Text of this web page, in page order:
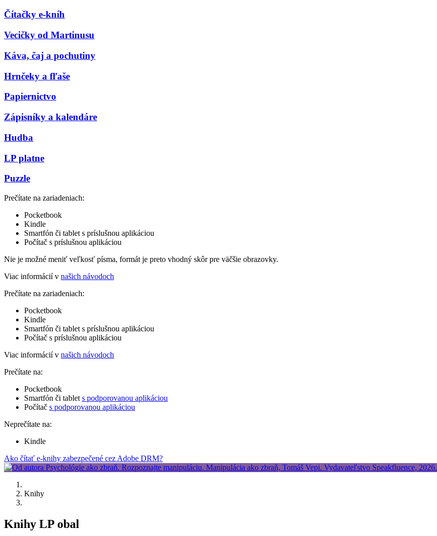
Čítačky e-kníh
Vecičky od Martinusu
Káva, čaj a pochutiny
Hrnčeky a fľaše
Papiernictvo
Zápisníky a kalendáre
Hudba
LP platne
Puzzle
Prečítate na zariadeniach:
Pocketbook
Kindle
Smartfón či tablet s príslušnou aplikáciou
Počítač s príslušnou aplikáciou
Nie je možné meniť veľkosť písma, formát je preto vhodný skôr pre väčšie obrazovky.
Viac informácií v našich návodoch
Prečítate na zariadeniach:
Pocketbook
Kindle
Smartfón či tablet s príslušnou aplikáciou
Počítač s príslušnou aplikáciou
Viac informácií v našich návodoch
Prečítate na:
Pocketbook
Smartfón či tablet s podporovanou aplikáciou
Počítač s podporovanou aplikáciou
Neprečítate na:
Kindle
Ako čítať e-knihy zabezpečené cez Adobe DRM?
Knihy
Knihy LP obal